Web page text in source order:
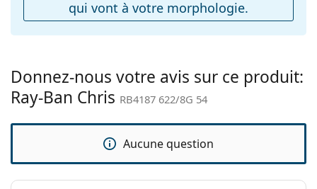
Étui:
Oui
Tissu de
Oui
Autres
Sexe:
Unisex
Catégorie:
Lunettes de soleil
Ray-Ban
qui vont à votre morphologie.
Donnez-nous votre avis sur ce produit:
Ray-Ban Chris RB4187 622/8G 54
Aucune question